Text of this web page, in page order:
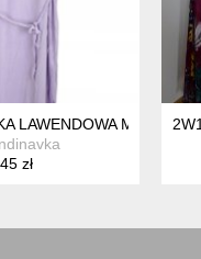
LAWENDOWA MAXI
45 zł